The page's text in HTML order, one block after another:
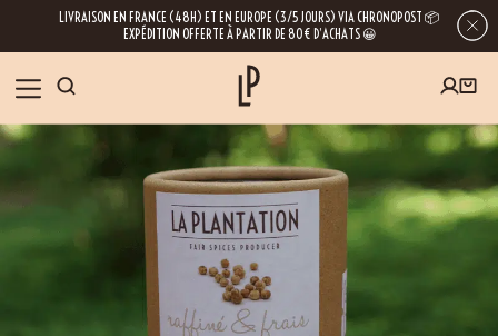
LIVRAISON EN FRANCE (48H) ET EN EUROPE (3/5 JOURS) VIA CHRONOPOST 📦
EXPÉDITION OFFERTE À PARTIR DE 80€ D’ACHATS 😀
NOS ÉPICES
RECETTES
INSCRIVEZ-VOUS À LA NEWSLETTER
En laissant votre e-mail, vous obtenez l’accès à nos newsletters riches en
conseils, inspirations et informations sur nos dernières nouveautés. Bien sûr, se
désinscrire est possible à tout moment.